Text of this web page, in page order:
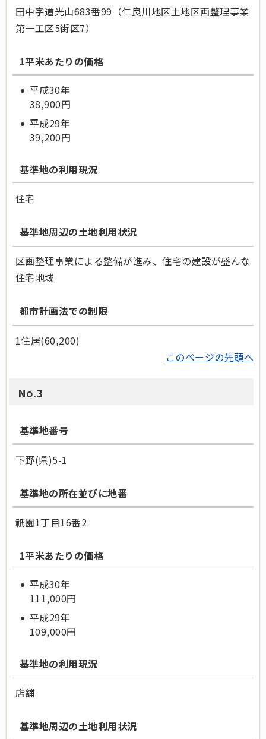
田中字道光山683番99（仁良川地区土地区画整理事業
第一工区5街区7）
1平米あたりの価格
平成30年
38,900円
平成29年
39,200円
基準地の利用現況
住宅
基準地周辺の土地利用状況
区画整理事業による整備が進み、住宅の建設が盛んな
住宅地域
都市計画法での制限
1住居(60,200)
このページの先頭へ
No.3
基準地番号
下野(県)5-1
基準地の所在並びに地番
祇園1丁目16番2
1平米あたりの価格
平成30年
111,000円
平成29年
109,000円
基準地の利用現況
店舗
基準地周辺の土地利用状況